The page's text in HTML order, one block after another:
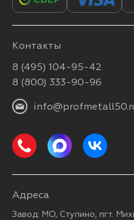
Контакты
8 (495) 104-95-42
8 (800) 333-90-96
Адреса
Завод: МО, Ступино, пгт.